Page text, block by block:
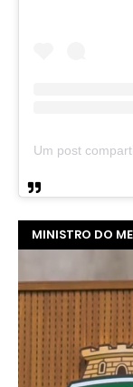
Um post
MINISTRO DO